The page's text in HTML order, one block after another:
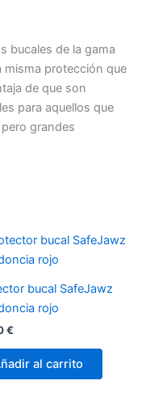
bucales de la gama
misma protección que
de que son
para aquellos que
grandes
bucal SafeJawz
rojo
€
al carrito